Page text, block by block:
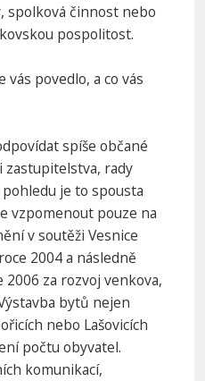
činnost nebo
pospolitost.
vás povedlo, a co vás
spíše občané
rady
je to spousta
vzpomenout pouze na
v soutěži Vesnice
2004 a následně
za rozvoj venkova,
bytů nejen
nebo Lašovicích
počtu obyvatel.
komunikací,